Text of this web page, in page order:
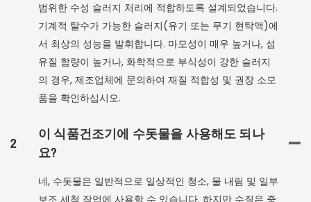
범위한 수성 슬러지 처리에 적합하도록 설계되었습니다.
기계적 탈수가 가능한 슬러지(유기 또는 무기 현탁액)에
서 최상의 성능을 발휘합니다. 마모성이 매우 높거나, 섬
유질 함량이 높거나, 화학적으로 부식성이 강한 슬러지
의 경우, 제조업체에 문의하여 재질 적합성 및 권장 소모
품을 확인하십시오.
2
이 식품건조기에 수돗물을 사용해도 되나
요?
네, 수돗물은 일반적으로 일상적인 청소, 물 내림 및 일부